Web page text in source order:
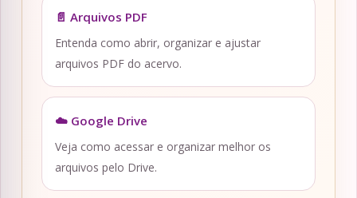
📄 Arquivos PDF
Entenda como abrir, organizar e ajustar
arquivos PDF do acervo.
☁️ Google Drive
Veja como acessar e organizar melhor os
arquivos pelo Drive.